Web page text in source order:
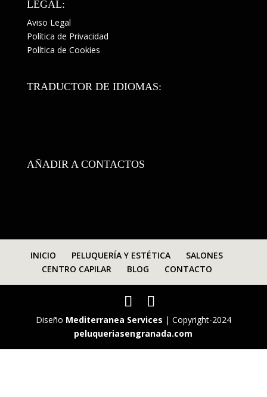
LEGAL:
Aviso Legal
Política de Privacidad
Política de Cookies
TRADUCTOR DE IDIOMAS:
AÑADIR A CONTACTOS
INICIO PELUQUERÍA Y ESTÉTICA
SALONES
CENTRO CAPILAR
BLOG CONTACTO
Diseño Mediterranea Services | Copyright-2024
peluqueriasengranada.com